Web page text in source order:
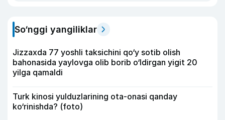
So‘nggi yangiliklar
Jizzaxda 77 yoshli taksichini qo‘y sotib olish
bahonasida yaylovga olib borib o‘ldirgan yigit 20
yilga qamaldi
Turk kinosi yulduzlarining ota-onasi qanday
ko‘rinishda? (foto)